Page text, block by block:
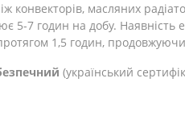
конвекторів, масляних
5-7 годин на добу. Наявність
1,5 годин,
(український